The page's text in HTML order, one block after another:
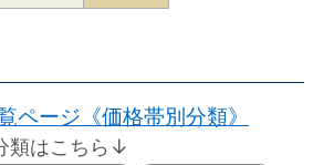
ージ《価格帯別分類》
類はこちら↓